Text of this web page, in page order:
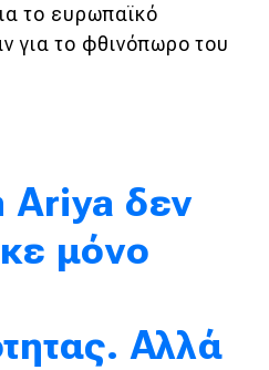
το ευρωπαϊκό
για το φθινόπωρο του
δεν
μόνο
Αλλά